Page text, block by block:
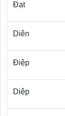
Đạt
Diên
Điệp
Diệp